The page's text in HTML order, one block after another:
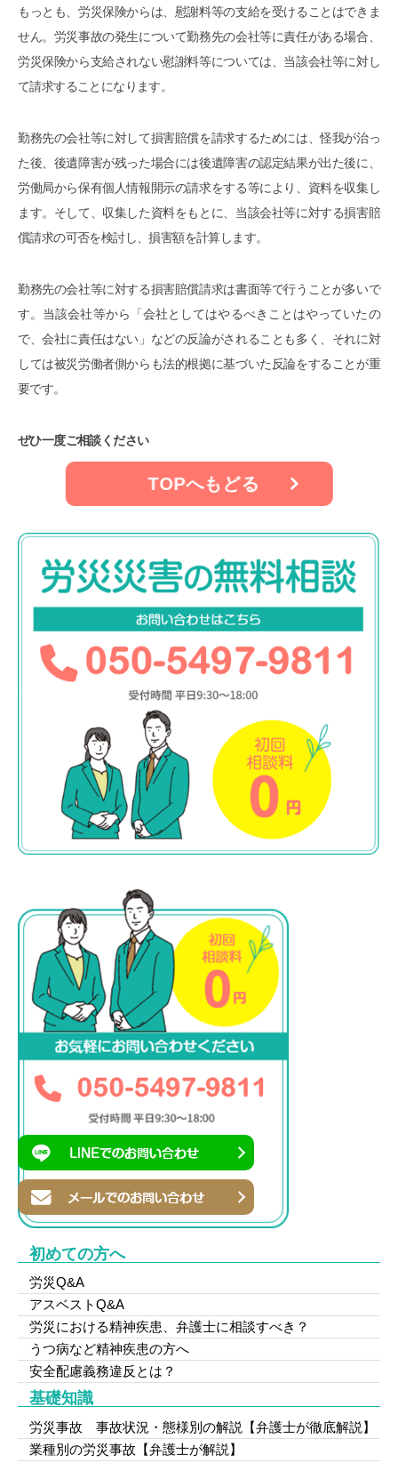
初めての方へ
労災Q&A
アスベストQ&A
労災における精神疾患、弁護士に相談すべき？
うつ病など精神疾患の方へ
安全配慮義務違反とは？
基礎知識
労災事故 事故状況・態様別の解説【弁護士が徹底解説】
業種別の労災事故【弁護士が解説】
もっとも、労災保険からは、慰謝料等の支給を受けることはできま
せん。労災事故の発生について勤務先の会社等に責任がある場合、
労災保険から支給されない慰謝料等については、当該会社等に対し
て請求することになります。
勤務先の会社等に対して損害賠償を請求するためには、怪我が治っ
た後、後遺障害が残った場合には後遺障害の認定結果が出た後に、
労働局から保有個人情報開示の請求をする等により、資料を収集し
ます。そして、収集した資料をもとに、当該会社等に対する損害賠
償請求の可否を検討し、損害額を計算します。
勤務先の会社等に対する損害賠償請求は書面等で行うことが多いで
す。当該会社等から「会社としてはやるべきことはやっていたの
で、会社に責任はない」などの反論がされることも多く、それに対
しては被災労働者側からも法的根拠に基づいた反論をすることが重
要です。
ぜひ一度ご相談ください
TOPへもどる